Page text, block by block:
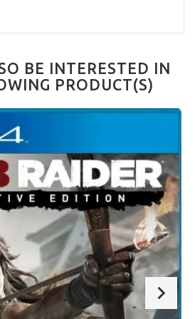
BE INTERESTED IN
PRODUCT(S)